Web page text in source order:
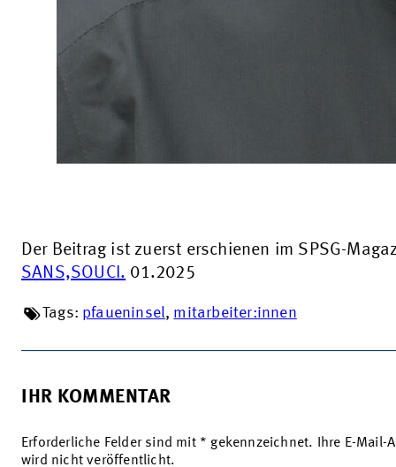
Der Beitrag ist zuerst erschienen im SPSG-
SANS,SOUCI. 01.2025
Tags: pfaueninsel, mitarbeiter:innen
IHR KOMMENTAR
Erforderliche Felder sind mit * gekennzeichnet. Ihre E-Mail-
wird nicht veröffentlicht.